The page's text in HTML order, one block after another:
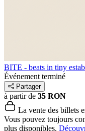
BITE - beats in tiny
Événement terminé
Partager
à partir de 35 RON
La vente des billets
Vous pouvez toujours
plus disponibles.